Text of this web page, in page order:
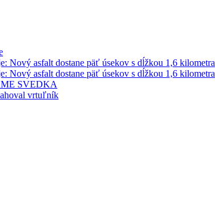
Nový asfalt dostane päť úsekov s dĺžkou 1,6 kilometra
Nový asfalt dostane päť úsekov s dĺžkou 1,6 kilometra
SVEDKA
vrtuľník